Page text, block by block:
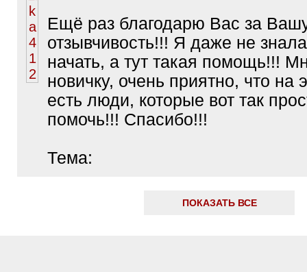
Ещё раз благодарю Вас за
отзывчивость!!! Я даже не
начать, а тут такая помощь!!!
новичку, очень приятно, что на
есть люди, которые вот так
помочь!!! Спасибо!!!
Тема:
ПОКАЗАТЬ ВСЕ